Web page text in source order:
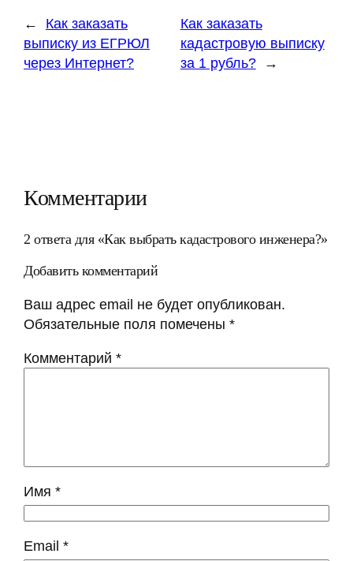
←
Как заказать
выписку из ЕГРЮЛ
через Интернет?
Как заказать
кадастровую выписку
за 1 рубль?
→
Комментарии
2 ответа для «Как выбрать кадастрового инженера?»
Добавить комментарий
Ваш адрес email не будет опубликован.
Обязательные поля помечены *
Комментарий *
Имя *
Email *